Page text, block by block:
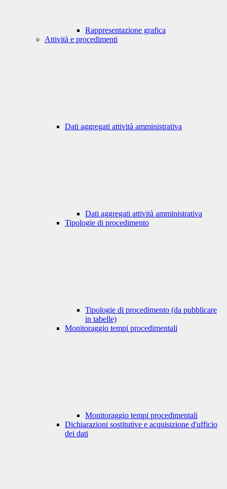
Rappresentazione grafica
Attività e procedimenti
Dati aggregati attività amministrativa
Dati aggregati attività amministrativa
Tipologie di procedimento
Tipologie di procedimento (da pubblicare
in tabelle)
Monitoraggio tempi procedimentali
Monitoraggio tempi procedimentali
Dichiarazioni sostitutive e acquisizione d'ufficio
dei dati